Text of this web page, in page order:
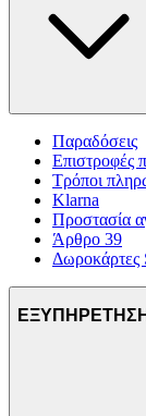
Παραδόσεις
Επιστροφές
Τρόποι
Klarna
Προστασία
Άρθρο 39